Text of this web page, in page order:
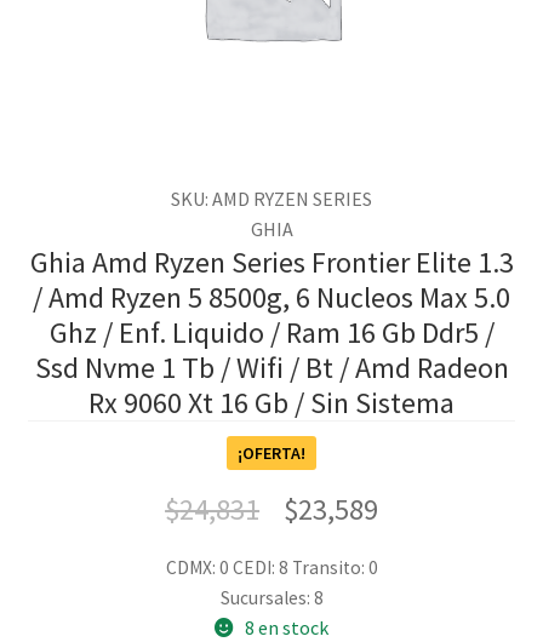
SKU: AMD RYZEN SERIES
GHIA
Ghia Amd Ryzen Series Frontier Elite 1.3
/ Amd Ryzen 5 8500g, 6 Nucleos Max 5.0
Ghz / Enf. Liquido / Ram 16 Gb Ddr5 /
Ssd Nvme 1 Tb / Wifi / Bt / Amd Radeon
Rx 9060 Xt 16 Gb / Sin Sistema
¡OFERTA!
$24,831 $23,589
CDMX: 0 CEDI: 8 Transito: 0
Sucursales: 8
8 en stock